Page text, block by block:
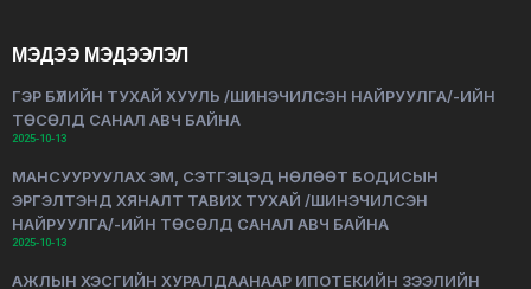
МЭДЭЭ МЭДЭЭЛЭЛ
ГЭР БҮЛИЙН ТУХАЙ ХУУЛЬ /ШИНЭЧИЛСЭН НАЙРУУЛГА/-ИЙН
ТӨСӨЛД САНАЛ АВЧ БАЙНА
2025-10-13
МАНСУУРУУЛАХ ЭМ, СЭТГЭЦЭД НӨЛӨӨТ БОДИСЫН
ЭРГЭЛТЭНД ХЯНАЛТ ТАВИХ ТУХАЙ /ШИНЭЧИЛСЭН
НАЙРУУЛГА/-ИЙН ТӨСӨЛД САНАЛ АВЧ БАЙНА
2025-10-13
АЖЛЫН ХЭСГИЙН ХУРАЛДААНААР ИПОТЕКИЙН ЗЭЭЛИЙН